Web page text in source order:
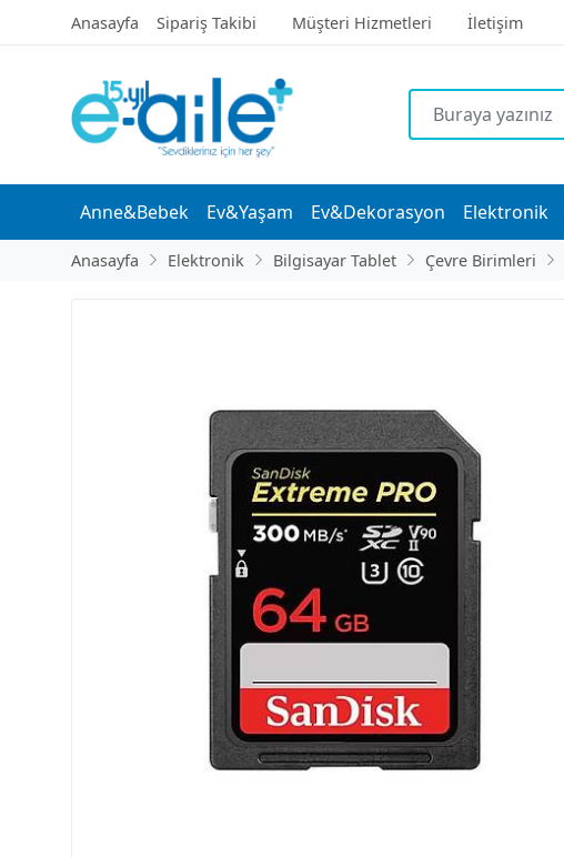
Anasayfa Sipariş Takibi Müşteri Hizmetleri İletişim
Anne&Bebek Ev&Yaşam Ev&Dekorasyon Elektronik
Anasayfa Elektronik Bilgisayar Tablet Çevre Birimleri